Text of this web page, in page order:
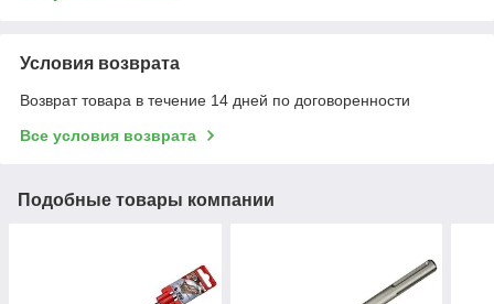
Условия возврата
Возврат товара в течение 14 дней по договоренности
Все условия возврата
Подобные товары компании